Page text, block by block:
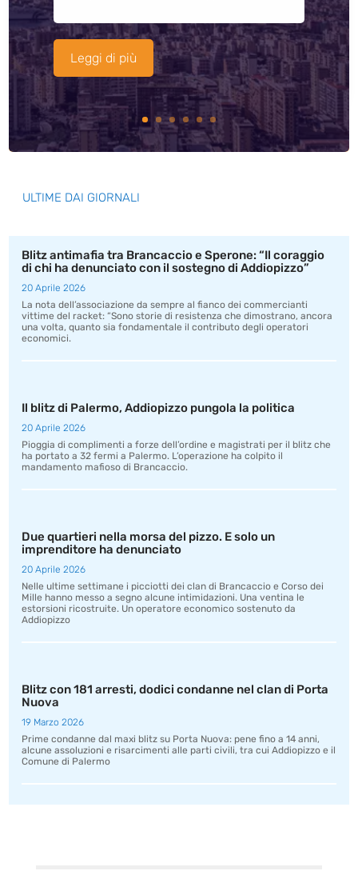
Leggi di più
ULTIME DAI GIORNALI
Blitz antimafia tra Brancaccio e Sperone: “Il coraggio
di chi ha denunciato con il sostegno di Addiopizzo”
20 Aprile 2026
La nota dell’associazione da sempre al fianco dei commercianti
vittime del racket: “Sono storie di resistenza che dimostrano, ancora
una volta, quanto sia fondamentale il contributo degli operatori
economici.
Il blitz di Palermo, Addiopizzo pungola la politica
20 Aprile 2026
Pioggia di complimenti a forze dell’ordine e magistrati per il blitz che
ha portato a 32 fermi a Palermo. L’operazione ha colpito il
mandamento mafioso di Brancaccio.
Due quartieri nella morsa del pizzo. E solo un
imprenditore ha denunciato
20 Aprile 2026
Nelle ultime settimane i picciotti dei clan di Brancaccio e Corso dei
Mille hanno messo a segno alcune intimidazioni. Una ventina le
estorsioni ricostruite. Un operatore economico sostenuto da
Addiopizzo
Blitz con 181 arresti, dodici condanne nel clan di Porta
Nuova
19 Marzo 2026
Prime condanne dal maxi blitz su Porta Nuova: pene fino a 14 anni,
alcune assoluzioni e risarcimenti alle parti civili, tra cui Addiopizzo e il
Comune di Palermo